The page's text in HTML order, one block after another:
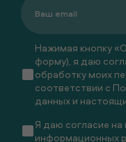
Нажимая кнопку
форму), я даю
обработку моих
соответствии с
данных и
Я даю согласие на
информационных